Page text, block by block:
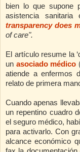
bien lo que supone
asistencia
transparency does
of care".
El artículo resume la
un asociado médico
atiende a enfermos
relato de primera
Cuando apenas
un repentino cuadro
el seguro médico,
para activarlo. Con
alcance económico